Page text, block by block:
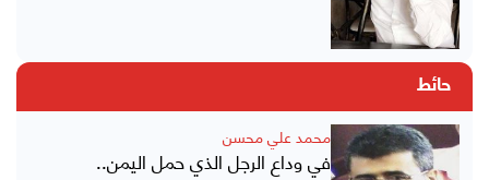
حائط
محمد علي محسن
في وداع الرجل الذي حمل اليمن..